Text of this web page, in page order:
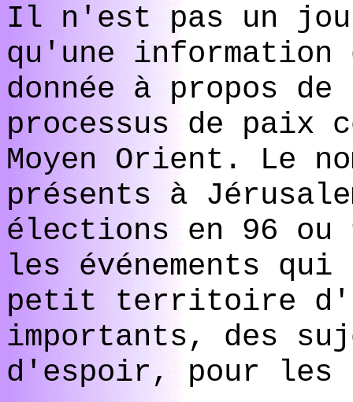
Il n'est pas un
qu'une information
donnée à propos
processus de paix
Moyen Orient. Le
présents à
élections en 96 ou
les événements
petit territoire
importants, des
d'espoir, pour les